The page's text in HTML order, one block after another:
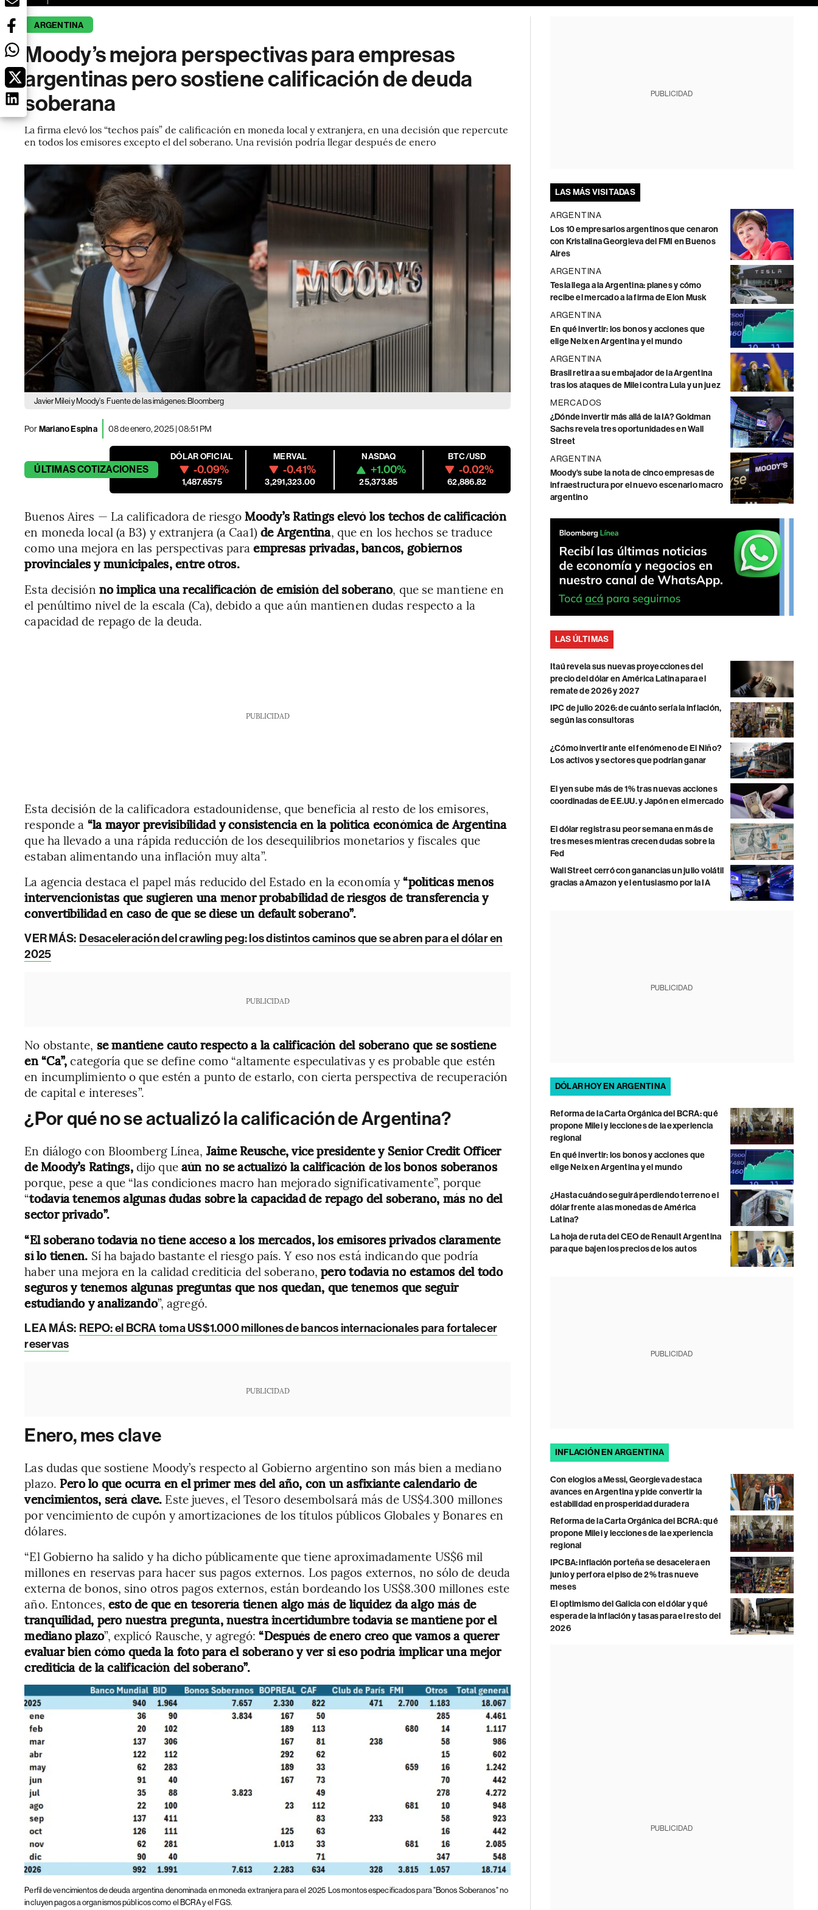
ARGENTINA
Moody’s mejora perspectivas para empresas
argentinas pero sostiene calificación de deuda
soberana
La firma elevó los “techos país” de calificación en moneda local y extranjera, en una decisión que repercute
en todos los emisores excepto el del soberano. Una revisión podría llegar después de enero
Javier Milei y Moody's Fuente de las imágenes: Bloomberg
PorMariano Espina 08 de enero, 2025 | 08:51 PM
ÚLTIMASCOTIZACIONES
DÓLAR OFICIAL
-0.09%
1,487.6575
MERVAL
-0.41%
3,291,323.00
NASDAQ
+1.00%
25,373.85
BTC/USD
-0.02%
62,886.82
Buenos Aires — La calificadora de riesgoMoody’s Ratings elevó los techos de calificación
en moneda local (a B3) y extranjera (a Caa1) de Argentina, que en los hechos se traduce
como una mejora en las perspectivas paraempresas privadas, bancos, gobiernos
provinciales y municipales, entre otros.
Esta decisión no implica una recalificación de emisión del soberano, que se mantiene en
el penúltimo nivel de la escala (Ca), debido a que aún mantienen dudas respecto a la
capacidad de repago de la deuda.
PUBLICIDAD
Esta decisión de la calificadora estadounidense, que beneficia al resto de los emisores,
responde a “la mayor previsibilidad y consistencia en la política económica de Argentina
que ha llevado a una rápida reducción de los desequilibrios monetarios y fiscales que
estaban alimentando una inflación muy alta”.
La agencia destaca el papel más reducido del Estado en la economía y“políticas menos
intervencionistas que sugieren una menor probabilidad de riesgos de transferencia y
convertibilidaden caso de que se diese un default soberano”.
VER MÁS: Desaceleración del crawling peg: los distintos caminos que se abren para el dólar en
2025
PUBLICIDAD
No obstante, se mantiene cauto respecto a la calificación del soberano que se sostiene
en “Ca”,categoría que se define como “altamente especulativas y es probable que estén
en incumplimiento o que estén a punto de estarlo, con cierta perspectiva de recuperación
de capital e intereses”.
¿Por qué no se actualizó la calificación de Argentina?
En diálogo con Bloomberg Línea, Jaime Reusche, vice presidente y Senior Credit Officer
de Moody’s Ratings,dijo queaún no se actualizó la calificación de los bonos soberanos
porque, pese a que “las condiciones macro han mejorado significativamente”, porque
“todavía tenemos algunas dudas sobre la capacidad de repago del soberano, más no del
sector privado”.
“El soberano todavía no tiene acceso a los mercados, los emisores privados claramente
sí lo tienen. Sí ha bajado bastante el riesgo país. Y eso nos está indicando que podría
haber una mejora en la calidad crediticia del soberano, pero todavía no estamos del todo
seguros y tenemos algunas preguntas que nos quedan, que tenemos que seguir
estudiando y analizando”, agregó.
LEA MÁS: REPO: el BCRA toma US$1.000 millones de bancos internacionales para fortalecer
reservas
PUBLICIDAD
Enero, mes clave
Las dudas que sostiene Moody’s respecto al Gobierno argentino son más bien a mediano
plazo. Pero lo que ocurra en el primer mes del año, con un asfixiante calendario de
vencimientos, será clave. Este jueves, el Tesoro desembolsará más de US$4.300 millones
por vencimiento de cupón y amortizaciones de los títulos públicos Globales y Bonares en
dólares.
“El Gobierno ha salido y ha dicho públicamente que tiene aproximadamente US$6 mil
millones en reservas para hacer sus pagos externos. Los pagos externos, no sólo de deuda
externa de bonos, sino otros pagos externos, están bordeando los US$8.300 millones este
año. Entonces, esto de que en tesorería tienen algo más de liquidez da algo más de
tranquilidad, pero nuestra pregunta, nuestra incertidumbre todavía se mantiene por el
mediano plazo”, explicó Rausche, y agregó:“Después de enero creo que vamos a querer
evaluar bien cómo queda la foto para el soberano y ver si eso podría implicar una mejor
crediticia de la calificación del soberano”.
Perfil de vencimientos de deuda argentina denominada en moneda extranjera para el 2025 Los montos especificados para "Bonos Soberanos" no
incluyen pagos a organismos públicos como el BCRA y el FGS.
PUBLICIDAD
LAS MÁS VISITADAS
ARGENTINA
Los 10 empresarios argentinos que cenaron
con Kristalina Georgieva del FMI en Buenos
Aires
ARGENTINA
Tesla llega a la Argentina: planes y cómo
recibe el mercado a la firma de Elon Musk
ARGENTINA
En qué invertir: los bonos y acciones que
elige Neix en Argentina y el mundo
ARGENTINA
Brasil retira a su embajador de la Argentina
tras los ataques de Milei contra Lula y un juez
MERCADOS
¿Dónde invertir más allá de la IA? Goldman
Sachs revela tres oportunidades en Wall
Street
ARGENTINA
Moody’s sube la nota de cinco empresas de
infraestructura por el nuevo escenario macro
argentino
LAS ÚLTIMAS
Itaú revela sus nuevas proyecciones del
precio del dólar en América Latina para el
remate de 2026 y 2027
IPC de julio 2026: de cuánto sería la inflación,
según las consultoras
¿Cómo invertir ante el fenómeno de El Niño?
Los activos y sectores que podrían ganar
El yen sube más de 1% tras nuevas acciones
coordinadas de EE.UU. y Japón en el mercado
El dólar registra su peor semana en más de
tres meses mientras crecen dudas sobre la
Fed
Wall Street cerró con ganancias un julio volátil
gracias a Amazon y el entusiasmo por la IA
PUBLICIDAD
DÓLAR HOY EN ARGENTINA
Reforma de la Carta Orgánica del BCRA: qué
propone Milei y lecciones de la experiencia
regional
En qué invertir: los bonos y acciones que
elige Neix en Argentina y el mundo
¿Hasta cuándo seguirá perdiendo terreno el
dólar frente a las monedas de América
Latina?
La hoja de ruta del CEO de Renault Argentina
para que bajen los precios de los autos
PUBLICIDAD
INFLACIÓN EN ARGENTINA
Con elogios a Messi, Georgieva destaca
avances en Argentina y pide convertir la
estabilidad en prosperidad duradera
Reforma de la Carta Orgánica del BCRA: qué
propone Milei y lecciones de la experiencia
regional
IPCBA: inflación porteña se desacelera en
junio y perfora el piso de 2% tras nueve
meses
El optimismo del Galicia con el dólar y qué
espera de la inflación y tasas para el resto del
2026
PUBLICIDAD